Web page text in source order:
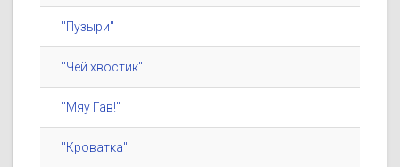
"Пузыри"
"Чей хвостик"
"Мяу Гав!"
"Кроватка"